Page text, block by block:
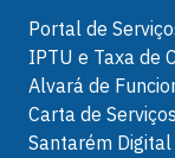
Portal de
IPTU e Taxa de
Alvará de
Carta de
Santarém